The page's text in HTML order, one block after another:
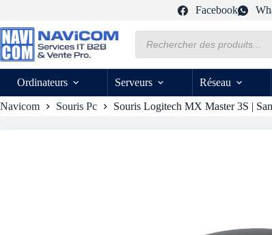
contenu
Facebook
produits
Ordinateurs
Serveurs Réseau
Navicom Souris Pc Souris Logitech MX Master 3S |